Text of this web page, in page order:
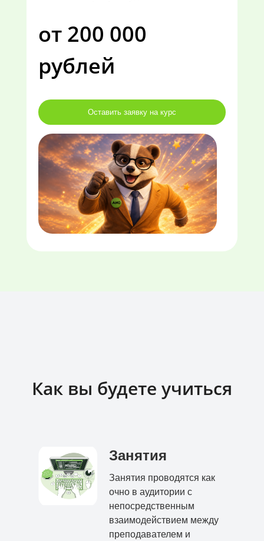
от 200 000
рублей
Оставить заявку на курс
Как вы будете учиться
Занятия
Занятия проводятся как
очно в аудитории с
непосредственным
взаимодействием между
преподавателем и